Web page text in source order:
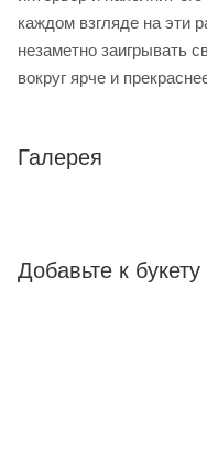
каждом взгляде на эти
незаметно заигрывать
вокруг ярче и
Галерея
Добавьте к букету